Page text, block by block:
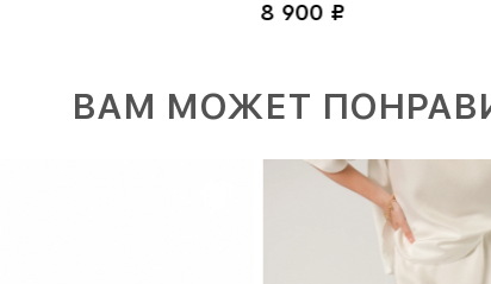
8 900 ₽
ВАМ МОЖЕТ